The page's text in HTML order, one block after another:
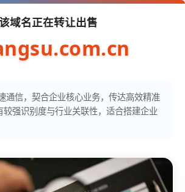
域名正在转让出售
通信，契合企业核心业务，传达高效精准
较强识别度与行业关联性，适合搭建企业